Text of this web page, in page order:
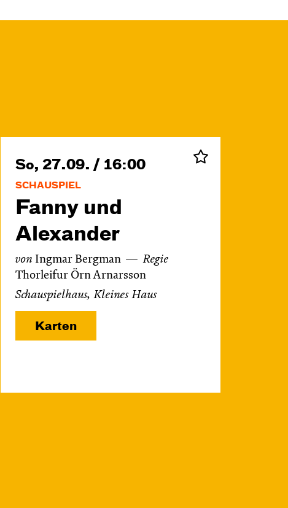
So, 27.09. / 16:00
SCHAUSPIEL
Fanny und
Alexander
von Ingmar Bergman
Regie
Thorleifur Örn Arnarsson
Schauspielhaus, Kleines Haus
Karten